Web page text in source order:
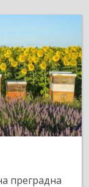
преградна